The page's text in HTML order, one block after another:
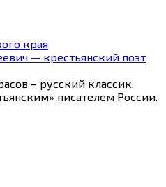
края
— крестьянский поэт
– русский классик,
писателем России.